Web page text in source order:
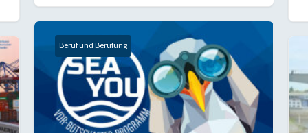
Beruf und Berufung